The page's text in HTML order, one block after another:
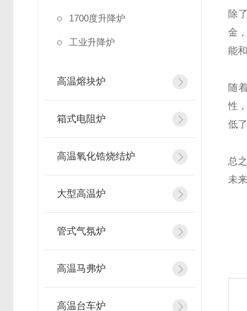
1700度升降炉
工业升降炉
高温熔块炉
箱式电阻炉
高温氧化锆烧结炉
大型高温炉
管式气氛炉
高温马弗炉
高温台车炉
除
金
能
随
性
低
总
未